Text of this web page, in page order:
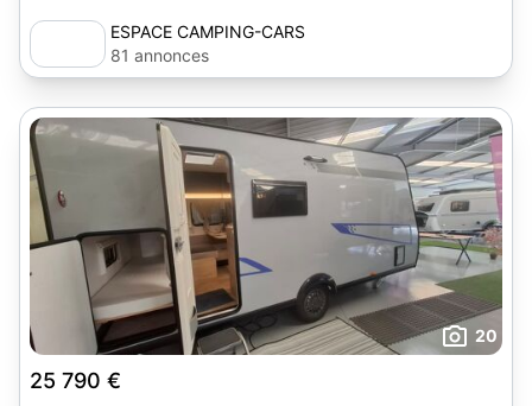
ESPACE CAMPING-CARS
81 annonces
20
25 790 €